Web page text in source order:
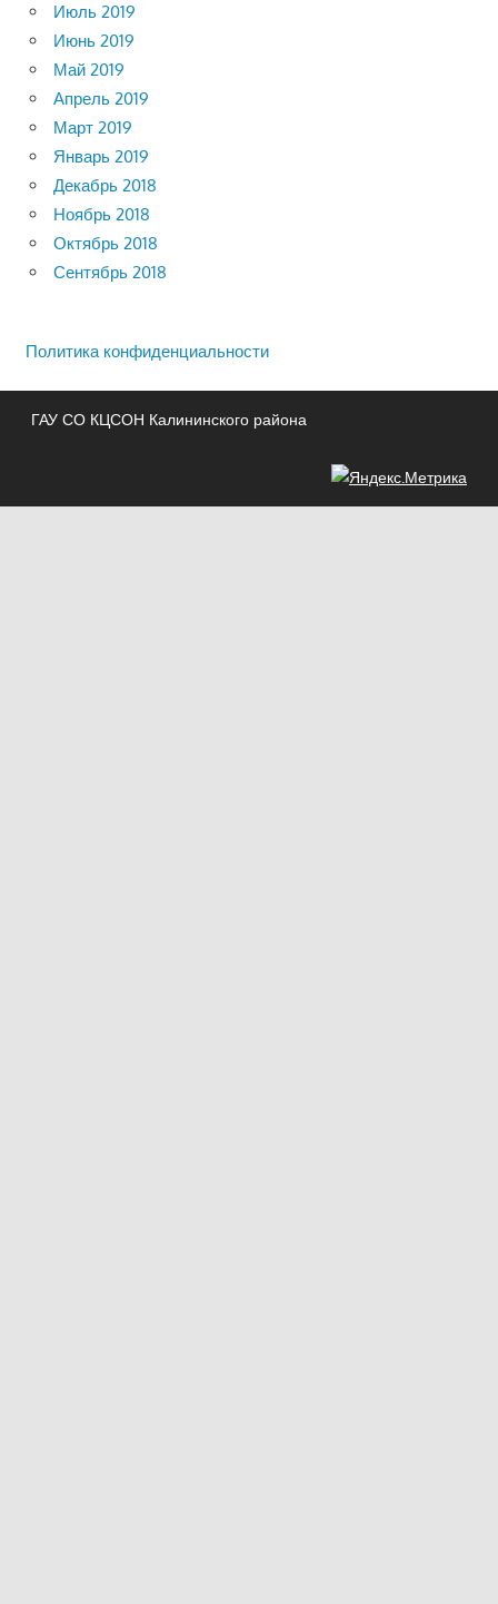
Июль 2019
Июнь 2019
Май 2019
Апрель 2019
Март 2019
Январь 2019
Декабрь 2018
Ноябрь 2018
Октябрь 2018
Сентябрь 2018
Политика конфиденциальности
ГАУ СО КЦСОН Калининского района